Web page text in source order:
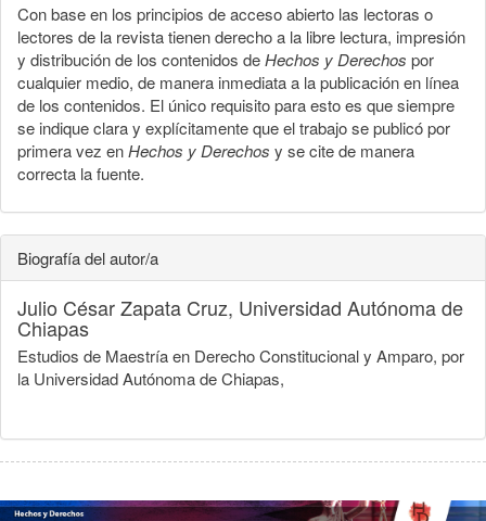
Con base en los principios de acceso abierto las lectoras o
lectores de la revista tienen derecho a la libre lectura, impresión
y distribución de los contenidos deHechos y Derechos por
cualquier medio, de manera inmediata a la publicación en línea
de los contenidos. El único requisito para esto es que siempre
se indique clara y explícitamente que el trabajo se publicó por
primera vez enHechos y Derechos y se cite de manera
correcta la fuente.
Biografía del autor/a
Julio César Zapata Cruz, Universidad Autónoma de
Chiapas
Estudios de Maestría en Derecho Constitucional y Amparo, por
la Universidad Autónoma de Chiapas,